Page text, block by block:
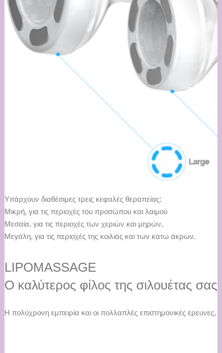
Υπάρχουν διαθέσιμες τρεις κεφαλές θεραπείας:
Μικρή, για τις περιοχές του προσώπου και λαιμού
Μεσαία, για τις περιοχές των χεριών και μηρών,
Μεγάλη, για τις περιοχές της κοιλιάς και των κάτω άκρων.
LIPOMASSAGE
Ο καλύτερος φίλος της σιλουέτας σας
Η πολύχρονη εμπειρία και οι πολλαπλές επιστημονικές